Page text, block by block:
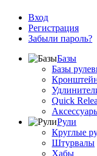
Вход
Регистрация
Забыли пароль?
Базы
Базы
Quick
Рули
Круглые
Штурвалы
Хабы